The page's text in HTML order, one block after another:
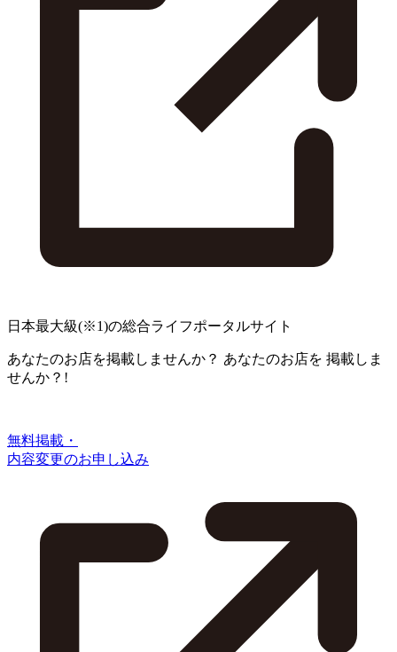
日本最大級(※1)の総合ライフポータルサイト
あなたのお店を掲載しませんか？ あなたのお店を 掲載しま
せんか？!
無料掲載・
内容変更のお申し込み